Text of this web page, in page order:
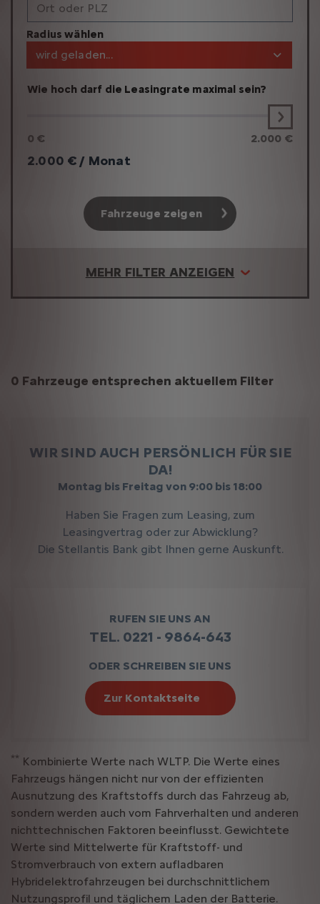
Ort oder PLZ
Radius wählen
wird geladen...
Wie hoch darf die Leasingrate maximal sein?
0 € 2.000 €
2.000 € / Monat
Fahrzeuge zeigen
MEHR FILTER ANZEIGEN
Suchergebnisse
0 Fahrzeuge entsprechen aktuellem Filter
WIR SIND AUCH PERSÖNLICH FÜR SIE
DA!
Montag bis Freitag von 9:00 bis 18:00
Haben Sie Fragen zum Leasing, zum
Leasingvertrag oder zur Abwicklung?
Die Stellantis Bank gibt Ihnen gerne Auskunft.
RUFEN SIE UNS AN
TEL. 0221 - 9864-643
ODER SCHREIBEN SIE UNS
Zur Kontaktseite
** Kombinierte Werte nach WLTP. Die Werte eines
Fahrzeugs hängen nicht nur von der effizienten
Ausnutzung des Kraftstoffs durch das Fahrzeug ab,
sondern werden auch vom Fahrverhalten und anderen
nichttechnischen Faktoren beeinflusst. Gewichtete
Werte sind Mittelwerte für Kraftstoff- und
Stromverbrauch von extern aufladbaren
Hybridelektrofahrzeugen bei durchschnittlichem
Nutzungsprofil und täglichem Laden der Batterie.